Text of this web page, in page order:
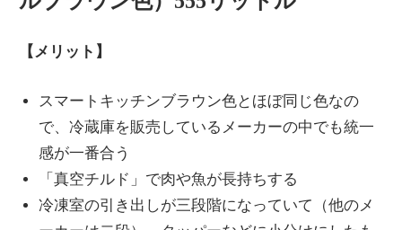
【メリット】
スマートキッチンブラウン色とほぼ同じ色なの
で、冷蔵庫を販売しているメーカーの中でも統一
感が一番合う
「真空チルド」で肉や魚が長持ちする
冷凍室の引き出しが三段階になっていて（他のメ